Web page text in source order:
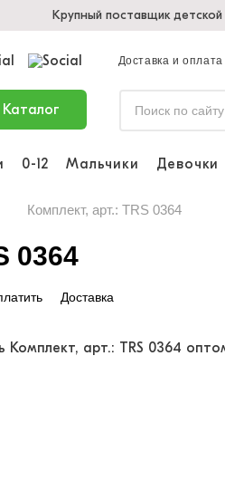
Крупный поставщик
Доставка и оплата
Каталог
0-12 Мальчики Девочки
Комплект, арт.: TRS 0364
0364
Доставка